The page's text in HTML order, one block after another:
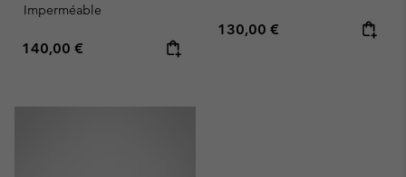
Imperméable
Regular price:
140,00 €
Regular price:
130,00 €